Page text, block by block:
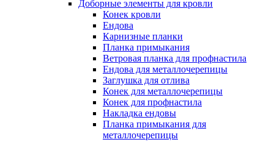
Доборные элементы для кровли
Конек кровли
Ендова
Карнизные планки
Планка примыкания
Ветровая планка для профнастила
Ендова для металлочерепицы
Заглушка для отлива
Конек для металлочерепицы
Конек для профнастила
Накладка ендовы
Планка примыкания для
металлочерепицы